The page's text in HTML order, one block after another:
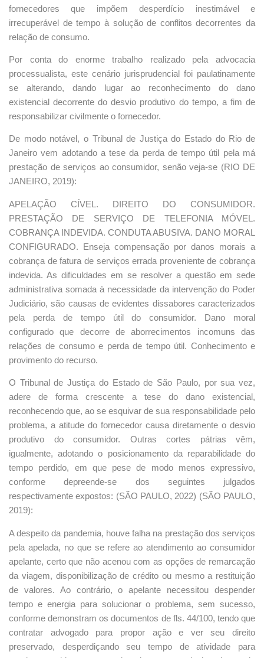
fornecedores que impõem desperdício inestimável e
irrecuperável de tempo à solução de conflitos decorrentes da
relação de consumo.
Por conta do enorme trabalho realizado pela advocacia
processualista, este cenário jurisprudencial foi paulatinamente
se alterando, dando lugar ao reconhecimento do dano
existencial decorrente do desvio produtivo do tempo, a fim de
responsabilizar civilmente o fornecedor.
De modo notável, o Tribunal de Justiça do Estado do Rio de
Janeiro vem adotando a tese da perda de tempo útil pela má
prestação de serviços ao consumidor, senão veja-se (RIO DE
JANEIRO, 2019):
APELAÇÃO CÍVEL. DIREITO DO CONSUMIDOR.
PRESTAÇÃO DE SERVIÇO DE TELEFONIA MÓVEL.
COBRANÇA INDEVIDA. CONDUTA ABUSIVA. DANO MORAL
CONFIGURADO. Enseja compensação por danos morais a
cobrança de fatura de serviços errada proveniente de cobrança
indevida. As dificuldades em se resolver a questão em sede
administrativa somada à necessidade da intervenção do Poder
Judiciário, são causas de evidentes dissabores caracterizados
pela perda de tempo útil do consumidor. Dano moral
configurado que decorre de aborrecimentos incomuns das
relações de consumo e perda de tempo útil. Conhecimento e
provimento do recurso.
O Tribunal de Justiça do Estado de São Paulo, por sua vez,
adere de forma crescente a tese do dano existencial,
reconhecendo que, ao se esquivar de sua responsabilidade pelo
problema, a atitude do fornecedor causa diretamente o desvio
produtivo do consumidor. Outras cortes pátrias vêm,
igualmente, adotando o posicionamento da reparabilidade do
tempo perdido, em que pese de modo menos expressivo,
conforme depreende-se dos seguintes julgados
respectivamente expostos: (SÃO PAULO, 2022) (SÃO PAULO,
2019):
A despeito da pandemia, houve falha na prestação dos serviços
pela apelada, no que se refere ao atendimento ao consumidor
apelante, certo que não acenou com as opções de remarcação
da viagem, disponibilização de crédito ou mesmo a restituição
de valores. Ao contrário, o apelante necessitou despender
tempo e energia para solucionar o problema, sem sucesso,
conforme demonstram os documentos de fls. 44/100, tendo que
contratar advogado para propor ação e ver seu direito
preservado, desperdiçando seu tempo de atividade para